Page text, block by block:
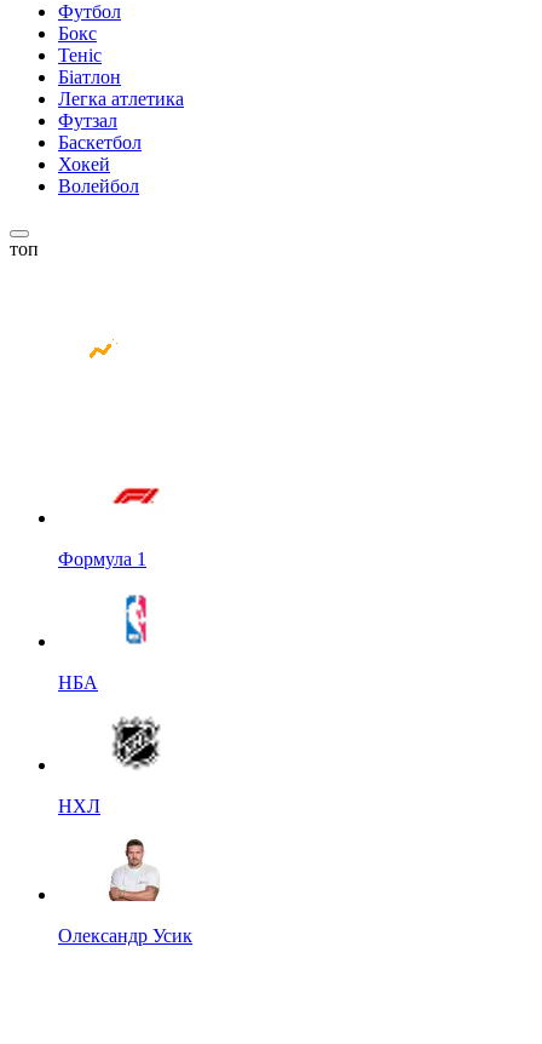
Футбол
Бокс
Теніс
Біатлон
Легка атлетика
Футзал
Баскетбол
Хокей
Волейбол
топ
Формула 1
НБА
НХЛ
Олександр Усик